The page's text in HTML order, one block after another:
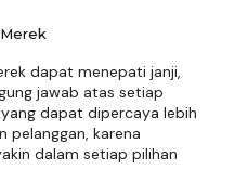
dapat menepati janji,
jawab atas setiap
dapat dipercaya lebih
pelanggan, karena
dalam setiap pilihan